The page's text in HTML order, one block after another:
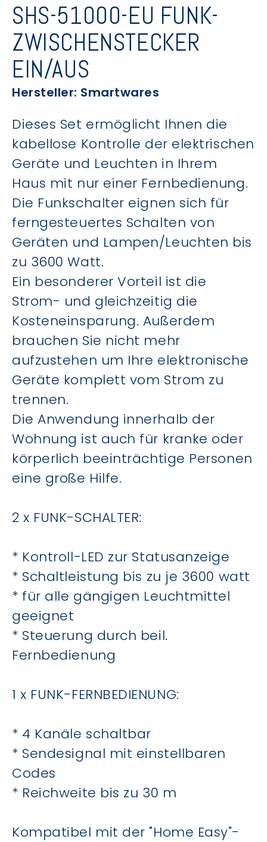
SHS-51000-EU FUNK-
ZWISCHENSTECKER
EIN/AUS
Hersteller: Smartwares
Dieses Set ermöglicht Ihnen die
kabellose Kontrolle der elektrischen
Geräte und Leuchten in Ihrem
Haus mit nur einer Fernbedienung.
Die Funkschalter eignen sich für
ferngesteuertes Schalten von
Geräten und Lampen/Leuchten bis
zu 3600 Watt.
Ein besonderer Vorteil ist die
Strom- und gleichzeitig die
Kosteneinsparung. Außerdem
brauchen Sie nicht mehr
aufzustehen um Ihre elektronische
Geräte komplett vom Strom zu
trennen.
Die Anwendung innerhalb der
Wohnung ist auch für kranke oder
körperlich beeinträchtige Personen
eine große Hilfe.
2 x FUNK-SCHALTER:
* Kontroll-LED zur Statusanzeige
* Schaltleistung bis zu je 3600 watt
* für alle gängigen Leuchtmittel
geeignet
* Steuerung durch beil.
Fernbedienung
1 x FUNK-FERNBEDIENUNG:
* 4 Kanäle schaltbar
* Sendesignal mit einstellbaren
Codes
* Reichweite bis zu 30 m
Kompatibel mit der "Home Easy"-